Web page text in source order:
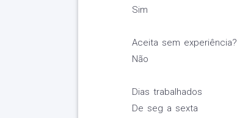
Sim
Aceita sem experiência?
Não
Dias trabalhados
De seg a sexta